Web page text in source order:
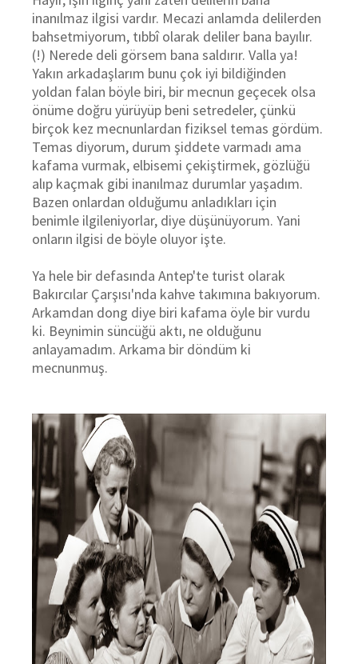
inanılmaz ilgisi vardır. Mecazi anlamda delilerden
bahsetmiyorum, tıbbî olarak deliler bana bayılır.
(!) Nerede deli görsem bana saldırır. Valla ya!
Yakın arkadaşlarım bunu çok iyi bildiğinden
yoldan falan böyle biri, bir mecnun geçecek olsa
önüme doğru yürüyüp beni setredeler, çünkü
birçok kez mecnunlardan fiziksel temas gördüm.
Temas diyorum, durum şiddete varmadı ama
kafama vurmak, elbisemi çekiştirmek, gözlüğü
alıp kaçmak gibi inanılmaz durumlar yaşadım.
Bazen onlardan olduğumu anladıkları için
benimle ilgileniyorlar, diye düşünüyorum. Yani
onların ilgisi de böyle oluyor işte.
Ya hele bir defasında Antep'te turist olarak
Bakırcılar Çarşısı'nda kahve takımına bakıyorum.
Arkamdan dong diye biri kafama öyle bir vurdu
ki. Beynimin süncüğü aktı, ne olduğunu
anlayamadım. Arkama bir döndüm ki
mecnunmuş.